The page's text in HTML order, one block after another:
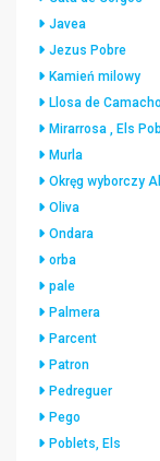
Javea
Jezus Pobre
Kamień milowy
Llosa de Camacho
Mirarrosa , Els
Murla
Okręg wyborczy
Oliva
Ondara
orba
pale
Palmera
Parcent
Patron
Pedreguer
Pego
Poblets, Els